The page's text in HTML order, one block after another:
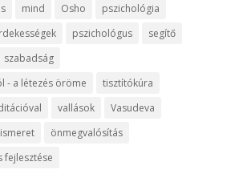
mind Osho
pszichológia
pszichológus
segítő
szabadság
- a létezés öröme
tisztítókúra
vallások
Vasudeva
önmegvalósítás
fejlesztése